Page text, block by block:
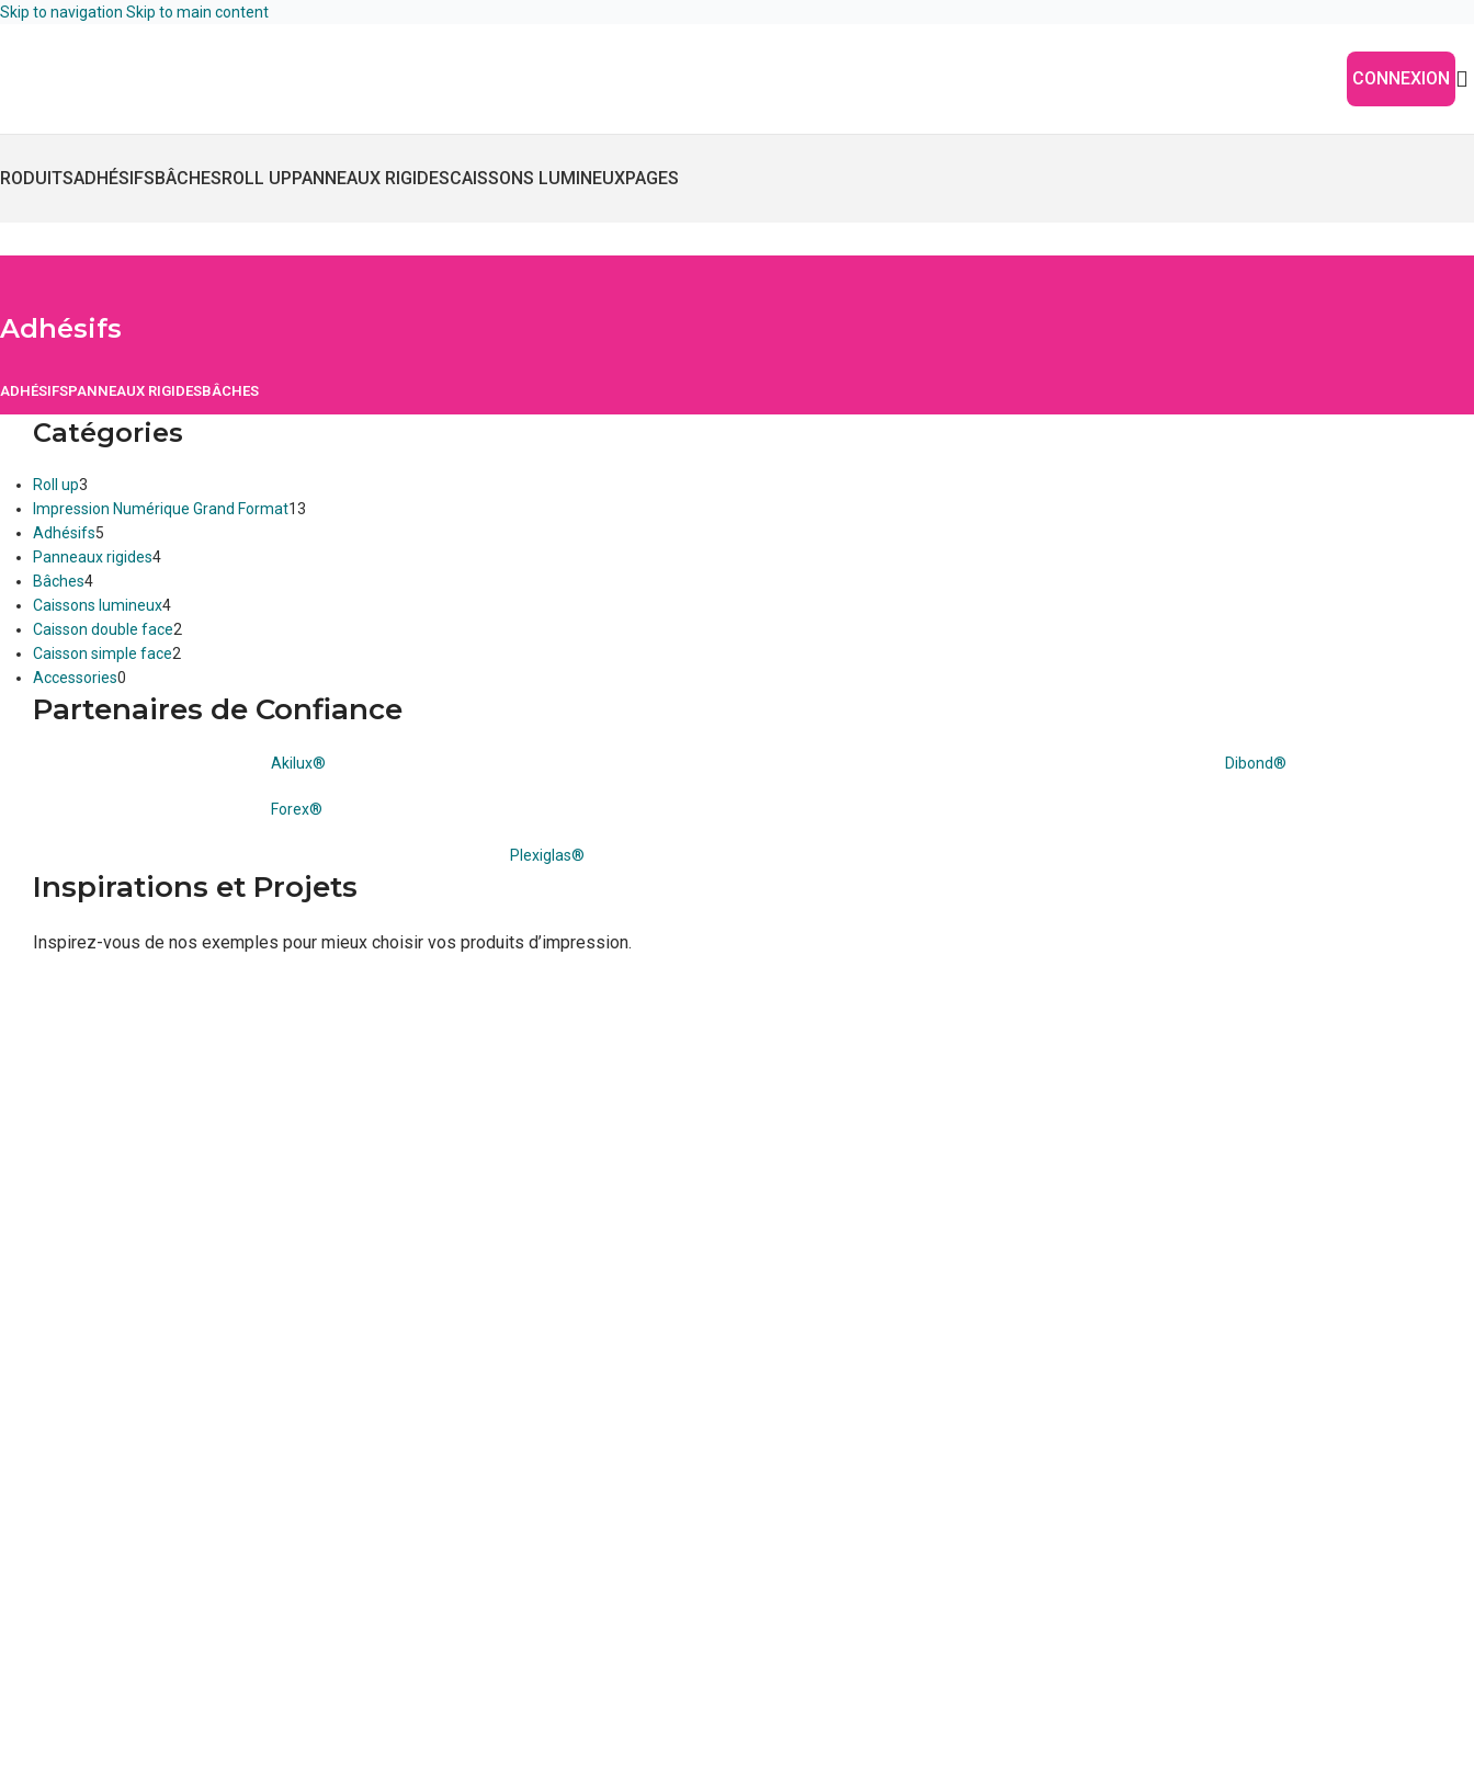
Skip to navigation Skip to main content
CONNEXION
ADHÉSIFSBÂCHESROLL UPPANNEAUX RIGIDESCAISSONS LUMINEUXPAGES
Adhésifs
ADHÉSIFSPANNEAUX RIGIDESBÂCHES
Catégories
Roll up3
Impression Numérique Grand Format13
Adhésifs5
Panneaux rigides4
Bâches4
Caissons lumineux4
Caisson double face2
Caisson simple face2
Accessories0
Partenaires de Confiance
Akilux® Dibond®
Forex®
Plexiglas®
Inspirations et Projets
Inspirez-vous de nos exemples pour mieux choisir vos produits d’impression.